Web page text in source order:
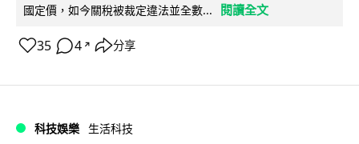
國定價，如今關稅被裁定違法並全數...
閱讀全文
35 4 ↗ 分享
科技娛樂 生活科技